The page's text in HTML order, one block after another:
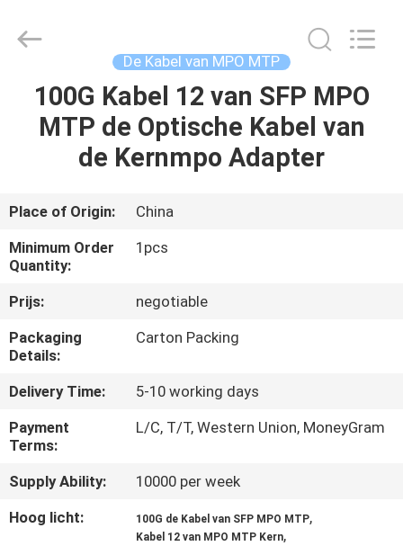
HUIS
PRODUCTEN
ONGEVEER
ONS
FABRIEKSREIS
KWALITEITSCONTROLE
SITEMAP
PRIVACY
Rights
De Kabel van MPO MTP
100G Kabel 12 van SFP MPO
MTP de Optische Kabel van
de Kernmpo Adapter
Place of Origin:
China
Minimum Order
Quantity:
1pcs
Prijs:
negotiable
Packaging
Details:
Carton Packing
Delivery Time:
5-10 working days
Payment
Terms:
L/C, T/T, Western Union, MoneyGram
Supply Ability:
10000 per week
Hoog licht:
100G de Kabel van SFP MPO MTP,
Kabel 12 van MPO MTP Kern,